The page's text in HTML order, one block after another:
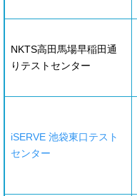
NKTS高田馬場早稲田通
りテストセンター
iSERVE 池袋東口テスト
センター